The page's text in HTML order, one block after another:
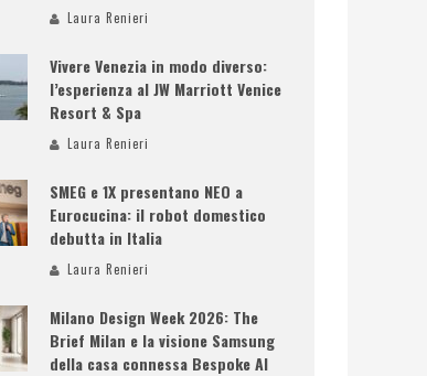
Laura Renieri
Vivere Venezia in modo diverso:
l’esperienza al JW Marriott Venice
Resort & Spa
Laura Renieri
SMEG e 1X presentano NEO a
Eurocucina: il robot domestico
debutta in Italia
Laura Renieri
Milano Design Week 2026: The
Brief Milan e la visione Samsung
della casa connessa Bespoke AI